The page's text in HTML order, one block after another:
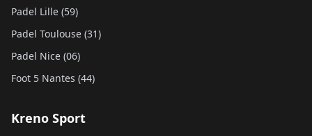
Padel Lille (59)
Padel Toulouse (31)
Padel Nice (06)
Foot 5 Nantes (44)
Kreno Sport